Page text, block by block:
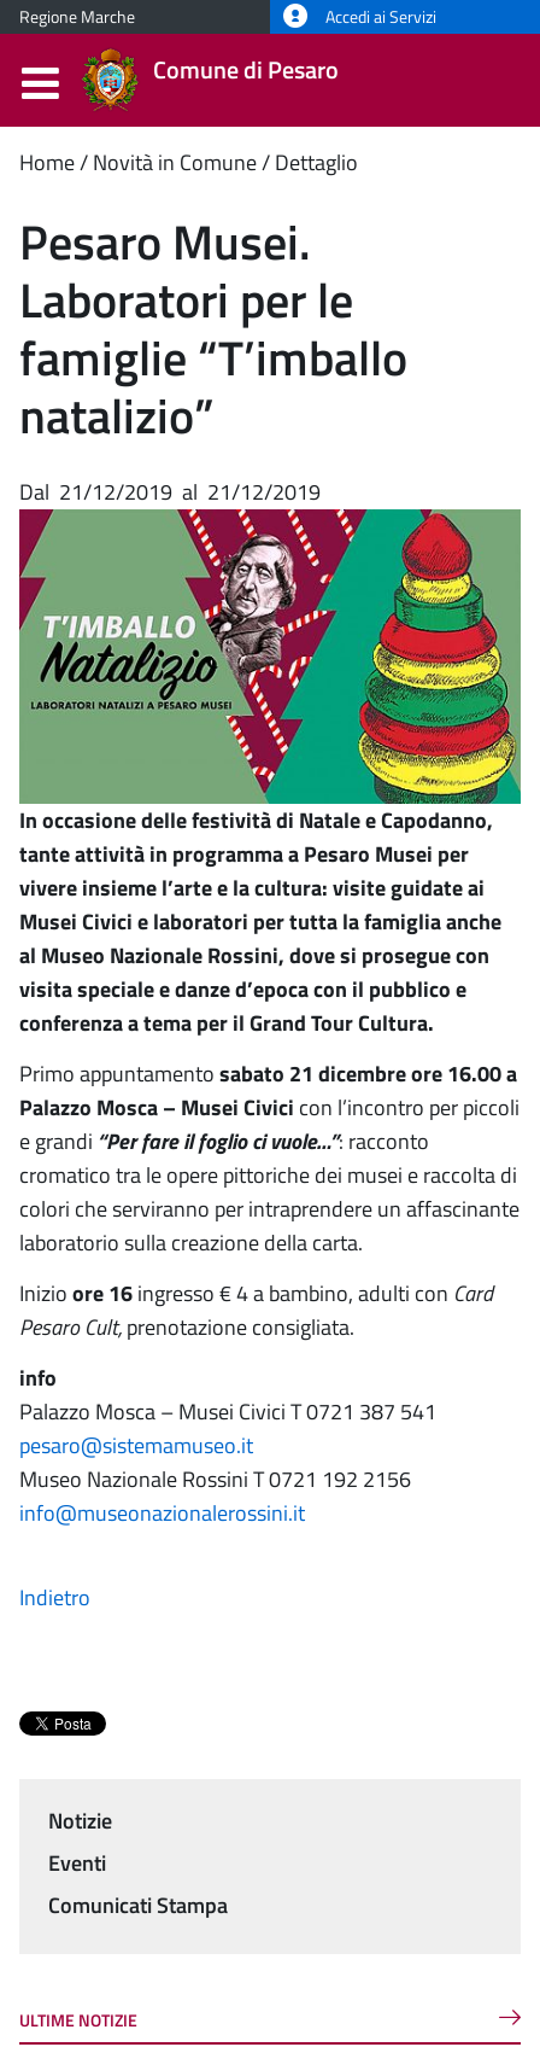
Regione Marche Accedi ai Servizi
Comune di Pesaro
Contenuto
principale
Home Novità in Comune Dettaglio
Pesaro Musei.
Laboratori per le
famiglie “T’imballo
natalizio”
Dal 21/12/2019 al 21/12/2019
In occasione delle festività di Natale e Capodanno,
tante attività in programma a Pesaro Musei per
vivere insieme l’arte e la cultura: visite guidate ai
Musei Civici e laboratori per tutta la famiglia anche
al Museo Nazionale Rossini, dove si prosegue con
visita speciale e danze d’epoca con il pubblico e
conferenza a tema per il Grand Tour Cultura.
Primo appuntamentosabato 21 dicembre ore 16.00 a
Palazzo Mosca – Musei Civici con l’incontro per piccoli
e grandi “Per fare il foglio ci vuole…”: racconto
cromatico tra le opere pittoriche dei musei e raccolta di
colori che serviranno per intraprendere un affascinante
laboratorio sulla creazione della carta.
Inizioore 16ingresso € 4 a bambino, adulti con Card
Pesaro Cult,prenotazione consigliata.
info
Palazzo Mosca – Musei Civici T 0721 387 541
pesaro@sistemamuseo.it
Museo Nazionale Rossini T 0721 192 2156
info@museonazionalerossini.it
Indietro
Menu
Notizie
Eventi
Comunicati Stampa
ULTIME NOTIZIE